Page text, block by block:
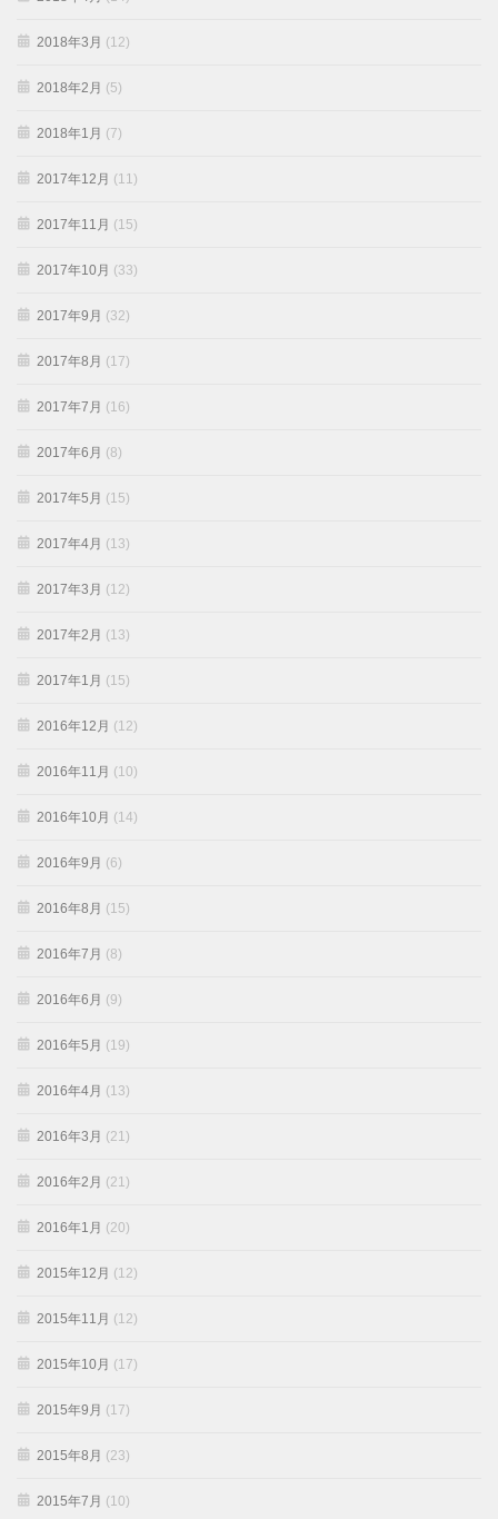
2018年3月 (12)
2018年2月 (5)
2018年1月 (7)
2017年12月 (11)
2017年11月 (15)
2017年10月 (33)
2017年9月 (32)
2017年8月 (17)
2017年7月 (16)
2017年6月 (8)
2017年5月 (15)
2017年4月 (13)
2017年3月 (12)
2017年2月 (13)
2017年1月 (15)
2016年12月 (12)
2016年11月 (10)
2016年10月 (14)
2016年9月 (6)
2016年8月 (15)
2016年7月 (8)
2016年6月 (9)
2016年5月 (19)
2016年4月 (13)
2016年3月 (21)
2016年2月 (21)
2016年1月 (20)
2015年12月 (12)
2015年11月 (12)
2015年10月 (17)
2015年9月 (17)
2015年8月 (23)
2015年7月 (10)